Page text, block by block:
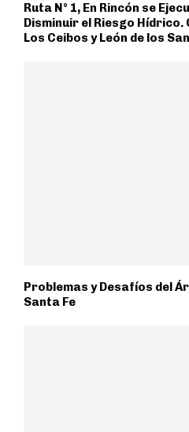
Ruta N° 1, En Rincón se
Disminuir el Riesgo
Los Ceibos y León de los
Problemas y Desafíos del
Santa Fe